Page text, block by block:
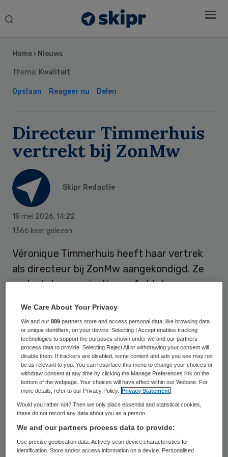
Search
Home › Nieuws
Thema: Kwaliteit
Opslaan Reageer nu Delen
Directeur Timmerhuis
vertrekt bij ZonMw
Skipr Redactie
18 mei 2026, 14:22
1366 keer gelezen
Véronique Timmerhuis heeft haar vertrek
als directeur bij ZonMw aangekondigd. Ze
verlaat de organisatie per 1 oktober.
Timmerhuis is sinds 2020 algemeen
directeur bij ZonMw, de organisatie die
onderzoek en vernieuwing in gezondheid,
zorg en welzijn programmeert en financiert.
ZonMw is al enige tijd in gesprek met het
ministerie van VWS over een nieuw
bestuursmodel. Dat moet beter passen bij
het steeds complexere werkveld van de
organisatie. In het nieuwe model zou er een
Sidebar
We Care About Your Privacy
We and our889 partners store and access personal data, like browsing data
or unique identifiers, on your device. Selecting I Accept enables tracking
technologies to support the purposes shown under we and our partners
process data to provide. Selecting Reject All or withdrawing your consent will
disable them. If trackers are disabled, some content and ads you see may not
be as relevant to you. You can resurface this menu to change your choices or
withdraw consent at any time by clicking the Manage Preferences link on the
bottom of the webpage. Your choices will have effect within our Website. For
more details, refer to our Privacy Policy.
Privacy Statement
Would you rather not? Then we only place essential and statistical cookies,
these do not record any data about you as a person
We and our partners process data to provide:
Use precise geolocation data. Actively scan device characteristics for
identification. Store and/or access information on a device. Personalised